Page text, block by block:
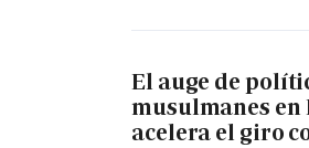
El auge de
musulmanes en
acelera el giro